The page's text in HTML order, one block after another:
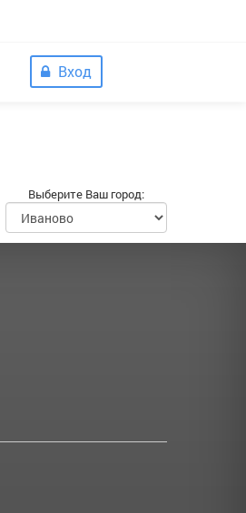
Вход
Выберите Ваш город: